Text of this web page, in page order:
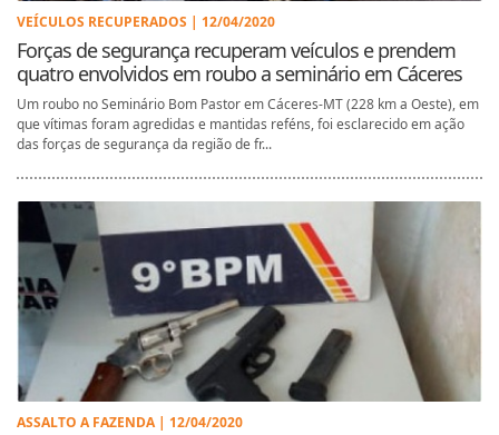
VEÍCULOS RECUPERADOS | 12/04/2020
Forças de segurança recuperam veículos e prendem
quatro envolvidos em roubo a seminário em Cáceres
Um roubo no Seminário Bom Pastor em Cáceres-MT (228 km a Oeste), em
que vítimas foram agredidas e mantidas reféns, foi esclarecido em ação
das forças de segurança da região de fr...
ASSALTO A FAZENDA | 12/04/2020